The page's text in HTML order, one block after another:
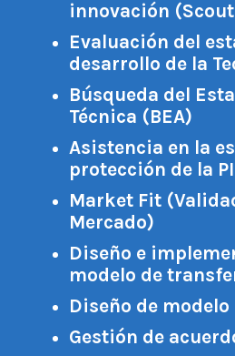
innovación
Evaluación del
desarrollo de la
Búsqueda del
Técnica (BEA)
Asistencia en la
protección de la PI
Market Fit
Mercado)
Diseño e
modelo de
Diseño de
Gestión de